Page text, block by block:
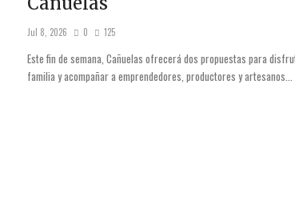
Jul 8, 2026 0 125
Este fin de semana, Cañuelas ofrecerá dos propuestas para
familia y acompañar a emprendedores, productores y artesanos...